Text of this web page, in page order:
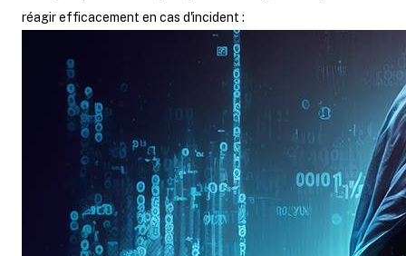
réagir efficacement en cas d'incident :